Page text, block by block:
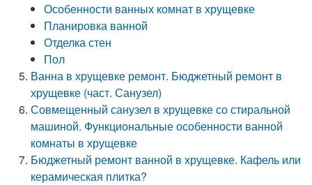
Особенности ванных комнат в хрущевке
Планировка ванной
Отделка стен
Пол
Ванна в хрущевке ремонт. Бюджетный ремонт в
хрущевке (част. Санузел)
Совмещенный санузел в хрущевке со стиральной
машиной. Функциональные особенности ванной
комнаты в хрущевке
Бюджетный ремонт ванной в хрущевке. Кафель или
керамическая плитка?